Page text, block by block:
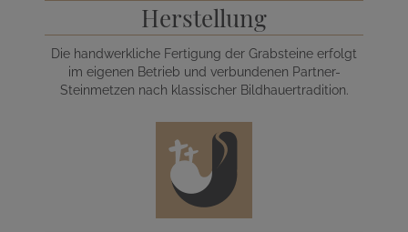
Herstellung
Die handwerkliche Fertigung der Grabsteine erfolgt
im eigenen Betrieb und verbundenen Partner-
Steinmetzen nach klassischer Bildhauertradition.